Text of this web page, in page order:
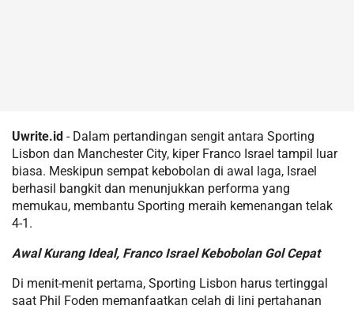
Uwrite.id - Dalam pertandingan sengit antara Sporting
Lisbon dan Manchester City, kiper Franco Israel tampil luar
biasa. Meskipun sempat kebobolan di awal laga, Israel
berhasil bangkit dan menunjukkan performa yang
memukau, membantu Sporting meraih kemenangan telak
4-1.
Awal Kurang Ideal, Franco Israel Kebobolan Gol Cepat
Di menit-menit pertama, Sporting Lisbon harus tertinggal
saat Phil Foden memanfaatkan celah di lini pertahanan